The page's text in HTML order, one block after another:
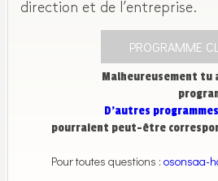
direction et de l’entreprise.
PROGRAMME
Malheureusement
D’autres
pourraient peut-être
Pour toutes questions : osonsaa-